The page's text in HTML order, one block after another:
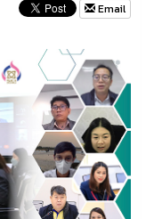
Email